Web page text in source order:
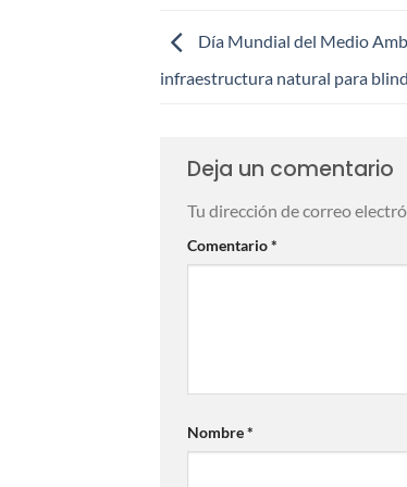
Día Mundial del Medio
infraestructura natural para
Deja un comentario
Tu dirección de correo
Comentario*
Nombre*